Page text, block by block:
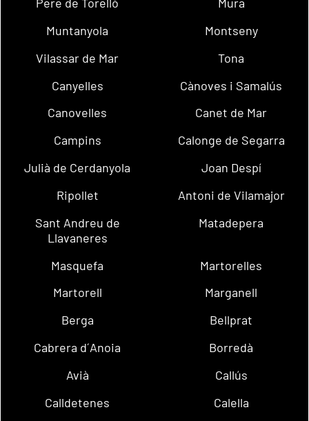
Muntanyola
Montseny
Vilassar de Mar
Tona
Canyelles
Cànoves i Samalús
Canovelles
Canet de Mar
Campins
Calonge de Segarra
Julià de Cerdanyola
Joan Despí
Ripollet
Antoni de Vilamajor
Sant Andreu de
Llavaneres
Matadepera
Masquefa
Martorelles
Martorell
Marganell
Berga
Bellprat
Cabrera d´Anoia
Borredà
Avià
Callús
Calldetenes
Calella